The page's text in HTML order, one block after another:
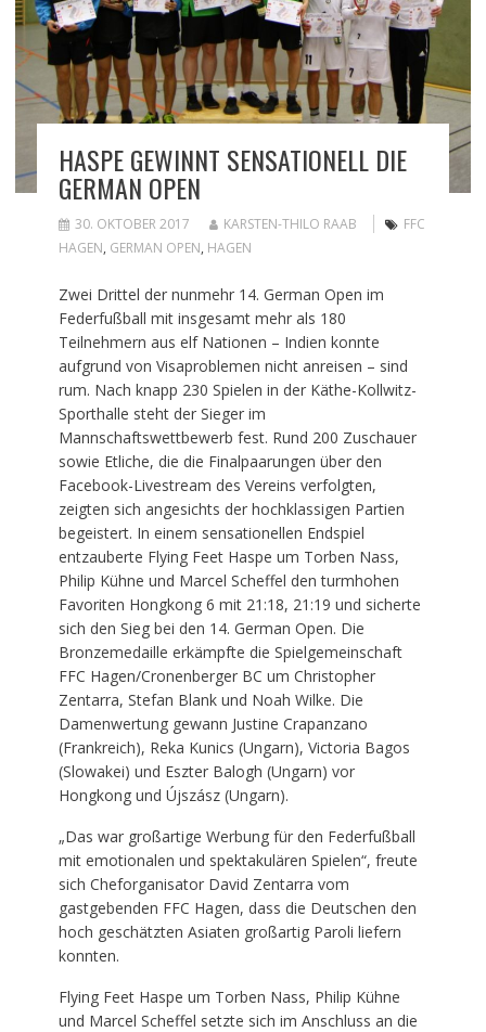
HASPE GEWINNT SENSATIONELL DIE
GERMAN OPEN
30. OKTOBER 2017 KARSTEN-THILO RAAB
FFC
HAGEN, GERMAN OPEN, HAGEN
Zwei Drittel der nunmehr 14. German Open im
Federfußball mit insgesamt mehr als 180
Teilnehmern aus elf Nationen – Indien konnte
aufgrund von Visaproblemen nicht anreisen – sind
rum. Nach knapp 230 Spielen in der Käthe-Kollwitz-
Sporthalle steht der Sieger im
Mannschaftswettbewerb fest. Rund 200 Zuschauer
sowie Etliche, die die Finalpaarungen über den
Facebook-Livestream des Vereins verfolgten,
zeigten sich angesichts der hochklassigen Partien
begeistert. In einem sensationellen Endspiel
entzauberte Flying Feet Haspe um Torben Nass,
Philip Kühne und Marcel Scheffel den turmhohen
Favoriten Hongkong 6 mit 21:18, 21:19 und sicherte
sich den Sieg bei den 14. German Open. Die
Bronzemedaille erkämpfte die Spielgemeinschaft
FFC Hagen/Cronenberger BC um Christopher
Zentarra, Stefan Blank und Noah Wilke. Die
Damenwertung gewann Justine Crapanzano
(Frankreich), Reka Kunics (Ungarn), Victoria Bagos
(Slowakei) und Eszter Balogh (Ungarn) vor
Hongkong und Újszász (Ungarn).
„Das war großartige Werbung für den Federfußball
mit emotionalen und spektakulären Spielen“, freute
sich Cheforganisator David Zentarra vom
gastgebenden FFC Hagen, dass die Deutschen den
hoch geschätzten Asiaten großartig Paroli liefern
konnten.
Flying Feet Haspe um Torben Nass, Philip Kühne
und Marcel Scheffel setzte sich im Anschluss an die